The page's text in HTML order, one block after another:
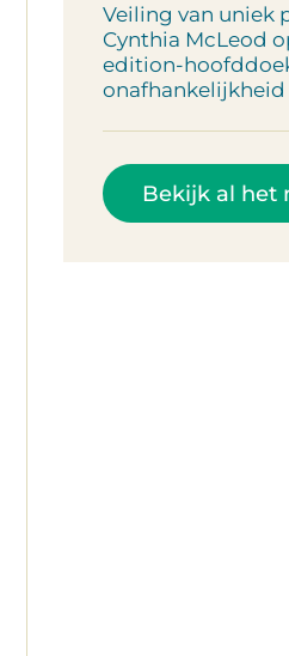
Veiling van uniek
Cynthia McLeod
edition-
onafhankelijkheid
Bekijk al het